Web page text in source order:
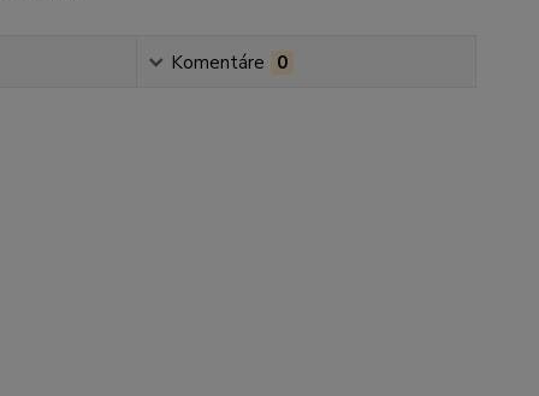
Komentáre 0